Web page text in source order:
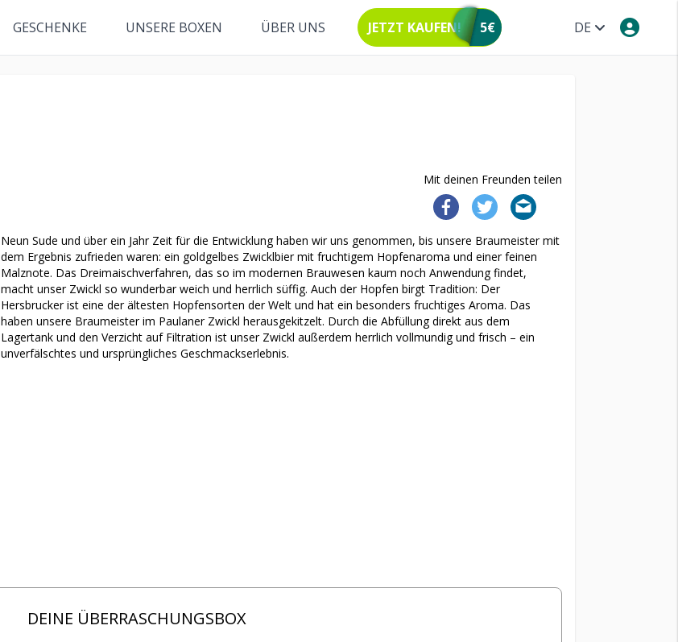
DE
GESCHENKE UNSERE BOXEN ÜBER UNS JETZT KAUFEN! 5€
Mit deinen Freunden teilen
Neun Sude und über ein Jahr Zeit für die Entwicklung haben wir uns genommen, bis unsere Braumeister mit
dem Ergebnis zufrieden waren: ein goldgelbes Zwicklbier mit fruchtigem Hopfenaroma und einer feinen
Malznote. Das Dreimaischverfahren, das so im modernen Brauwesen kaum noch Anwendung findet,
macht unser Zwickl so wunderbar weich und herrlich süffig. Auch der Hopfen birgt Tradition: Der
Hersbrucker ist eine der ältesten Hopfensorten der Welt und hat ein besonders fruchtiges Aroma. Das
haben unsere Braumeister im Paulaner Zwickl herausgekitzelt. Durch die Abfüllung direkt aus dem
Lagertank und den Verzicht auf Filtration ist unser Zwickl außerdem herrlich vollmundig und frisch – ein
unverfälschtes und ursprüngliches Geschmackserlebnis.
DEINE ÜBERRASCHUNGSBOX